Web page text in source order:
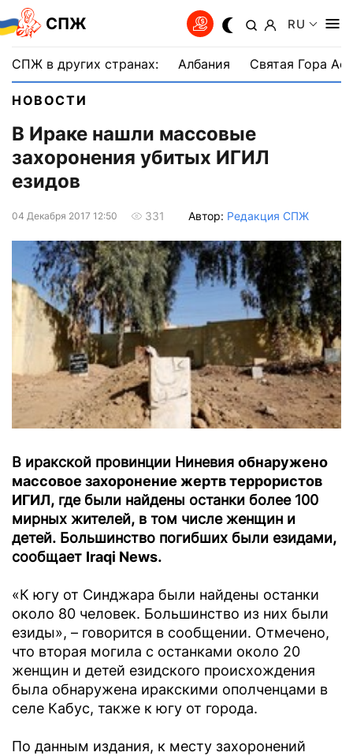
СПЖ RU
СПЖ в других странах: Албания Святая Гора
НОВОСТИ
В Ираке нашли массовые
захоронения убитых ИГИЛ
езидов
04 Декабря 2017 12:50 331 Автор: Редакция СПЖ
В иракской провинции Ниневия обнаружено
массовое захоронение жертв террористов
ИГИЛ, где были найдены останки более 100
мирных жителей, в том числе женщин и
детей. Большинство погибших были езидами,
сообщает Iraqi News.
«К югу от Синджара были найдены останки
около 80 человек. Большинство из них были
езиды», – говорится в сообщении. Отмечено,
что вторая могила с останками около 20
женщин и детей езидского происхождения
была обнаружена иракскими ополченцами в
селе Кабус, также к югу от города.
По данным издания, к месту захоронений